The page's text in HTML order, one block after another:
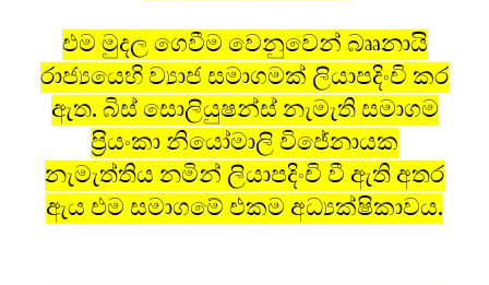
එම මුදල ගෙවීම වෙනුවෙන් බෲනායි
රාජ්‍යයෙහි ව්‍යාජ සමාගමක් ලියාපදිංචි කර
ඇත. බිස් සොලියුෂන්ස් නැමැති සමාගම
ප‍්‍රියංකා නියෝමාලි විජේනායක
නැමැත්තිය නමින් ලියාපදිංචි වී ඇති අතර
ඇය එම සමාගමේ එකම අධ්‍යක්ෂිකාවය.